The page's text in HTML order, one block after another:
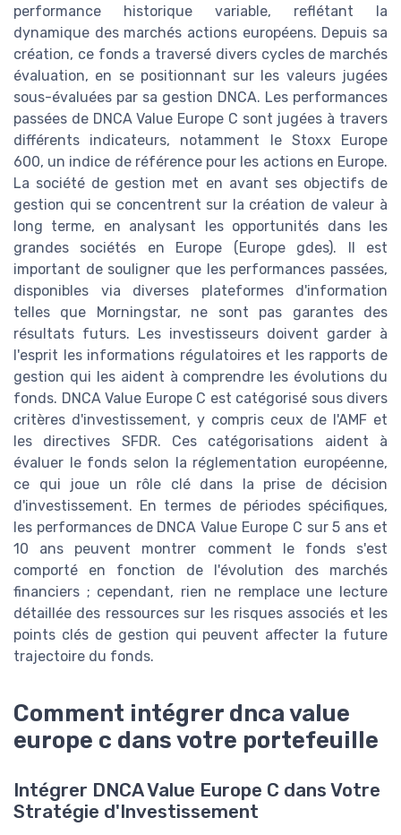
performance historique variable, reflétant la
dynamique des marchés actions européens. Depuis sa
création, ce fonds a traversé divers cycles de marchés
évaluation, en se positionnant sur les valeurs jugées
sous-évaluées par sa gestion DNCA. Les performances
passées de DNCA Value Europe C sont jugées à travers
différents indicateurs, notamment le Stoxx Europe
600, un indice de référence pour les actions en Europe.
La société de gestion met en avant ses objectifs de
gestion qui se concentrent sur la création de valeur à
long terme, en analysant les opportunités dans les
grandes sociétés en Europe (Europe gdes). Il est
important de souligner que les performances passées,
disponibles via diverses plateformes d'information
telles que Morningstar, ne sont pas garantes des
résultats futurs. Les investisseurs doivent garder à
l'esprit les informations régulatoires et les rapports de
gestion qui les aident à comprendre les évolutions du
fonds. DNCA Value Europe C est catégorisé sous divers
critères d'investissement, y compris ceux de l'AMF et
les directives SFDR. Ces catégorisations aident à
évaluer le fonds selon la réglementation européenne,
ce qui joue un rôle clé dans la prise de décision
d'investissement. En termes de périodes spécifiques,
les performances de DNCA Value Europe C sur 5 ans et
10 ans peuvent montrer comment le fonds s'est
comporté en fonction de l'évolution des marchés
financiers ; cependant, rien ne remplace une lecture
détaillée des ressources sur les risques associés et les
points clés de gestion qui peuvent affecter la future
trajectoire du fonds.
Comment intégrer dnca value
europe c dans votre portefeuille
Intégrer DNCA Value Europe C dans Votre
Stratégie d'Investissement